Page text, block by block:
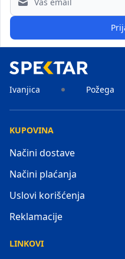
Ivanjica Požega
KUPOVINA
Načini dostave
Načini plaćanja
Uslovi korišćenja
Reklamacije
LINKOVI